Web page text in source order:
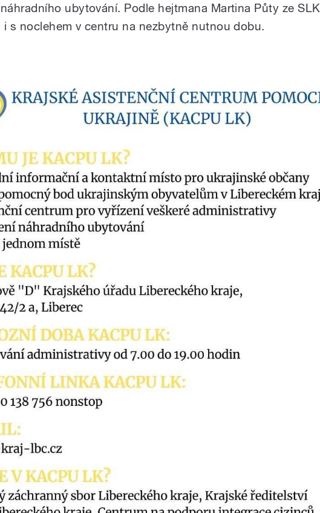
ubytování. Podle hejtmana Martina Půty ze SLK
i s noclehem v centru na nezbytně nutnou dobu.